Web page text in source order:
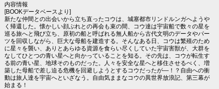
内容情報
[BOOKデータベースより]
新たな仲間との出会いから立ち直ったコウは、城塞都市リンドルンガへようや
く帰還した。懐かしい顔ぶれとの再会も束の間、コウ達は宇宙船で数々の星を
巡る旅へと飛び立ち、原初の船と呼ばれる無人船から古代文明のデータやパー
ツを回収しながら、巨大な母船を建造する。そんなある日、コウは繁殖のため
に星々を襲い、ありとあらゆる資源を食らい尽くしていた宇宙害獣が、大群を
なしてひとつの青い星へと向かっていることを知る。その先は、コウが転生す
る前の青い星、地球そのものだった。人々を安全な星へと移住させるべく、増
築した母船で差し迫る危機を回避しようとするコウだったが―！？自由への衝
動は旅人達を宇宙へといざなう。自由気ままなコウの異世界放浪記、第三幕が
始まる！